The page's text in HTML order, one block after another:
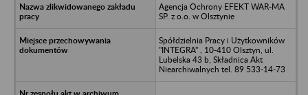
Agencja Ochrony EFEKT WAR-MA
SP. z o.o. w Olsztynie
Spółdzielnia Pracy i Użytkowników
"INTEGRA" , 10-410 Olsztyn, ul.
Lubelska 43 b, Składnica Akt
Niearchiwalnych tel. 89 533-14-73